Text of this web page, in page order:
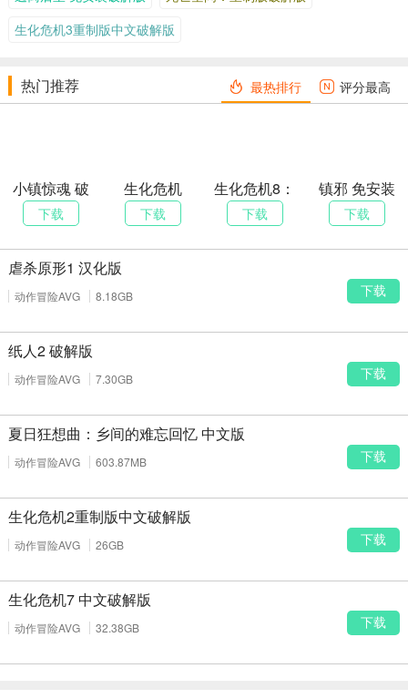
生化危机3重制版中文破解版
热门推荐 最热排行 评分最高
小镇惊魂 破
解版（全网
唯一能玩
下载
生化危机
2（全网唯一
破解版内附
双版本）
下载
生化危机8：
村庄 破解版
下载
镇邪 免安装
绿色破解版
下载
虐杀原形1 汉化版
动作冒险AVG 8.18GB 下载
纸人2 破解版
动作冒险AVG 7.30GB 下载
夏日狂想曲：乡间的难忘回忆 中文版
动作冒险AVG 603.87MB 下载
生化危机2重制版中文破解版
动作冒险AVG 26GB 下载
生化危机7 中文破解版
动作冒险AVG 32.38GB 下载